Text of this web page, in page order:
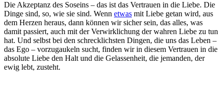
Die Akzeptanz des Soseins – das ist das Vertrauen in die Liebe. Die
Dinge sind, so, wie sie sind. Wenn etwas mit Liebe getan wird, aus
dem Herzen heraus, dann können wir sicher sein, das alles, was
damit passiert, auch mit der Verwirklichung der wahren Liebe zu tun
hat. Und selbst bei den schrecklichsten Dingen, die uns das Leben –
das Ego – vorzugaukeln sucht, finden wir in diesem Vertrauen in die
absolute Liebe den Halt und die Gelassenheit, die jemanden, der
ewig lebt, zusteht.